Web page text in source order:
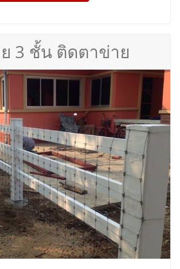
3 ชั้น ติดตาข่าย